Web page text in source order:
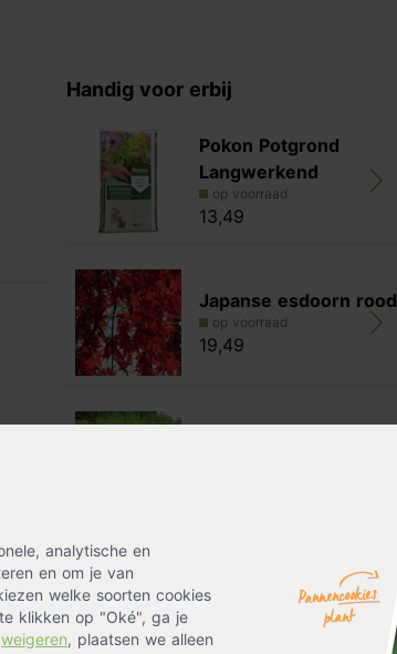
analytische en
en om je van
welke soorten cookies
klikken op "Oké", ga je
weigeren, plaatsen we alleen
Handig voor erbij
Pokon Potgrond
Langwerkend
op voorraad
13,49
Japanse esdoorn rood
op voorraad
19,49
Alternatieven
Pottery Pots Natural
Balcony rechth